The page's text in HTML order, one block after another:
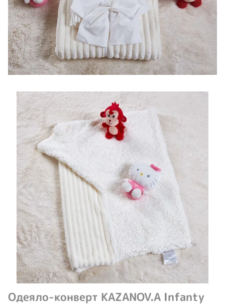
Одеяло-конверт KAZANOV.A Infanty